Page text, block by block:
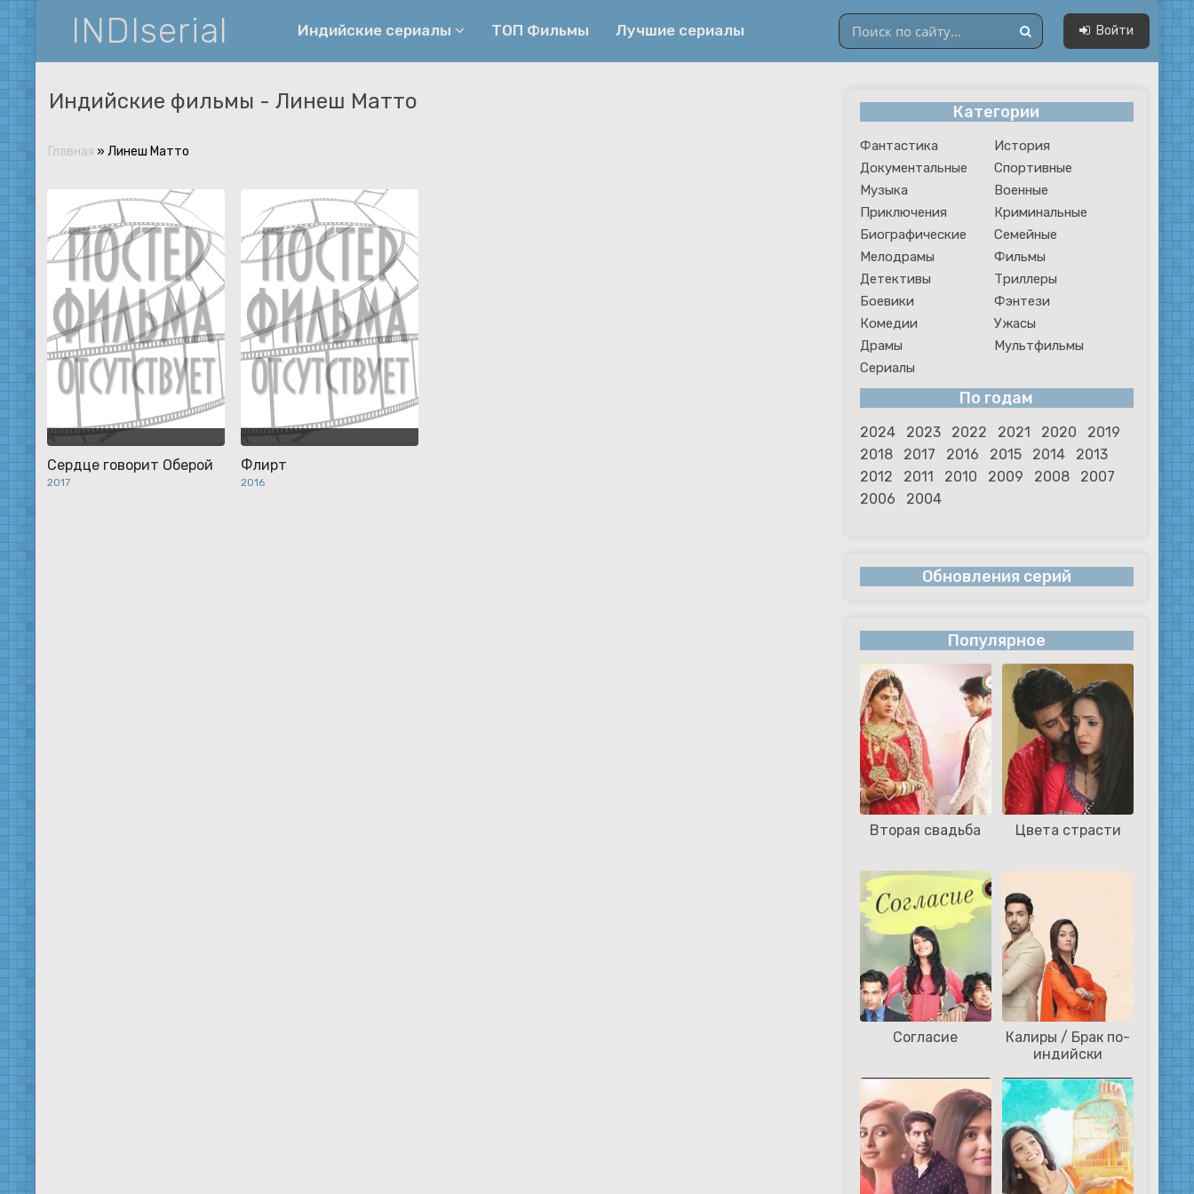
INDIserial Индийские сериалы
Спортивные
Музыка
Военные
Мультфильмы
Сериалы
ТОП Фильмы Лучшие сериалы Войти
Индийские фильмы - Линеш Матто
Главная » Линеш Матто
Сердце говорит Оберой
2017
Флирт
2016
Категории
Фантастика
История
Документальные
Спортивные
Музыка
Военные
Приключения
Криминальные
Биографические
Семейные
Мелодрамы
Фильмы
Детективы
Триллеры
Боевики
Фэнтези
Комедии
Ужасы
Драмы
Мультфильмы
Сериалы
По годам
2024 2023 2022 2021 2020
2019
2018
2017 2016 2015 2014
2013
2012
2011 2010 2009 2008
2007
2006
2004
Обновления серий
Популярное
Вторая свадьба Цвета страсти
Согласие
Калиры / Брак по-
индийски